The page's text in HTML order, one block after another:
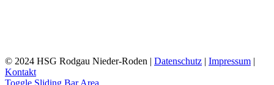
© 2024 HSG Rodgau Nieder-Roden | Datenschutz | Impressum |
Kontakt
Toggle Sliding Bar Area